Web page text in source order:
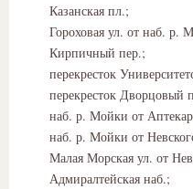
Казанская пл.;
Гороховая ул. от наб. р.
Кирпичный пер.;
перекресток
перекресток Дворцовый
наб. р. Мойки от
наб. р. Мойки от
Малая Морская ул. от
Адмиралтейская наб.;